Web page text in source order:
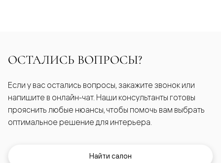
ОСТАЛИСЬ ВОПРОСЫ?
Если у вас остались вопросы, закажите звонок или
напишите в онлайн-чат. Наши консультанты готовы
прояснить любые нюансы, чтобы помочь вам выбрать
оптимальное решение для интерьера.
Найти салон